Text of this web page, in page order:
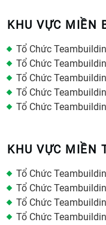
KHU VỰC MIỀN
Tổ Chức
Tổ Chức
Tổ Chức
Tổ Chức
Tổ Chức
KHU VỰC MIỀN
Tổ Chức
Tổ Chức
Tổ Chức
Tổ Chức